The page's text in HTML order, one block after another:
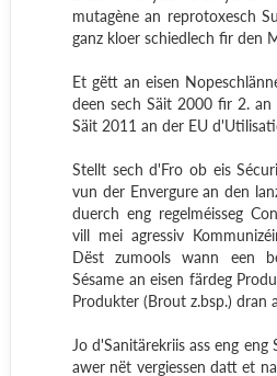
mutagène an reprotoxesch
ganz kloer schiedlech fir den
Et gëtt an eisen
deen sech Säit 2000 fir 2.
Säit 2011 an der EU
Stellt sech d'Fro ob eis
vun der Envergure an den
duerch eng regelméisseg
vill mei agressiv
Dëst zumools wann een
Sésame an eisen färdeg
Produkter (Brout z.bsp.) dran
Jo d'Sanitärekriis ass eng eng
awer nët vergiessen datt et